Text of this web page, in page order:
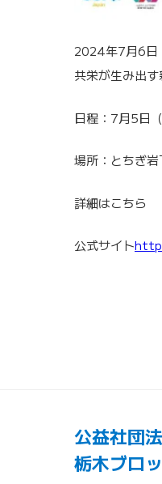
2024年7月6日
共栄が生み出
日程：7月5日
場所：とちぎ
詳細はこちら
公式サイト
公益社団
栃木ブロ